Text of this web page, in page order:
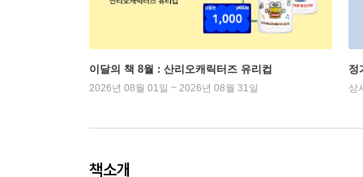
이달의 책 8월 : 산리오캐릭터즈 유리컵
2026년 08월 01일 ~ 2026년 08월 31일
정
상
책소개